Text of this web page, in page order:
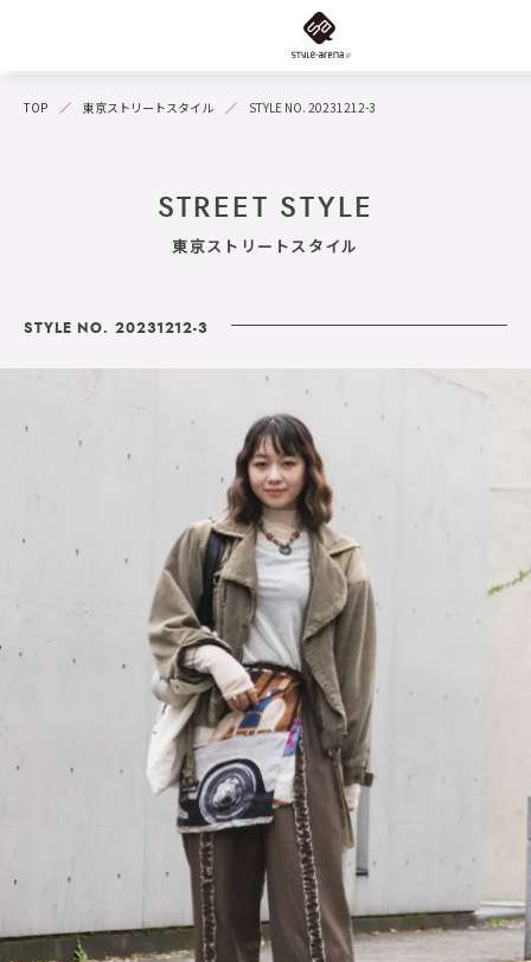
TOP 東京ストリートスタイル STYLE NO. 20231212-3
STREET STYLE
東京ストリートスタイル
STYLE NO. 20231212-3